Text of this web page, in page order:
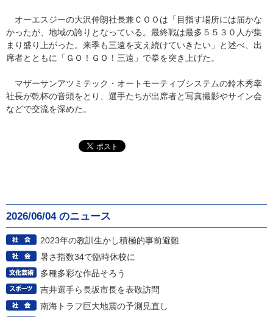
オーエスジーの大沢伸朗社長兼ＣＯＯは「目指す場所には届かな
かったが、地域の誇りとなっている。最終戦は最多５５３０人が集
まり盛り上がった。来季も三遠を支え続けていきたい」と述べ、出
席者とともに「ＧＯ！ＧＯ！三遠」で拳を突き上げた。
マザーサンアツミテック・オートモーティブシステムの鈴木秀幸
社長が乾杯の音頭をとり、選手たちが出席者と写真撮影やサイン会
などで交流を深めた。
2026/06/04 のニュース
2023年の教訓生かし積極的事前避難
暑さ指数34で臨時休校に
多種多彩な作品そろう
吉井選手ら長坂市長を表敬訪問
南海トラフ巨大地震の予測見直し